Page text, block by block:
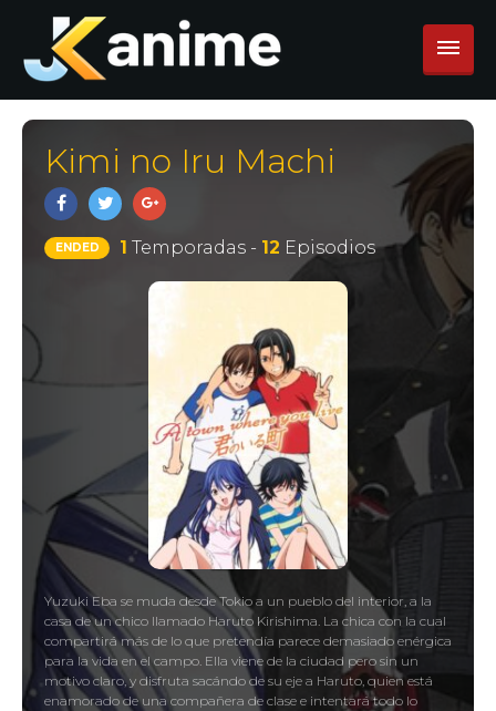
Kimi no Iru Machi
ENDED 1 Temporadas - 12 Episodios
Yuzuki Eba se muda desde Tokio a un pueblo del interior, a la
casa de un chico llamado Haruto Kirishima. La chica con la cual
compartirá más de lo que pretendía parece demasiado enérgica
para la vida en el campo. Ella viene de la ciudad pero sin un
motivo claro, y disfruta sacándo de su eje a Haruto, quien está
enamorado de una compañera de clase e intentará todo lo